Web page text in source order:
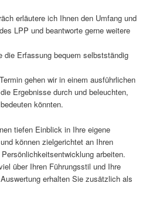
erläutere ich Ihnen den Umfang und
LPP und beantworte gerne weitere
die Erfassung bequem selbstständig
gehen wir in einem ausführlichen
Ergebnisse durch und beleuchten,
könnten.
tiefen Einblick in Ihre eigene
können zielgerichtet an Ihren
arbeiten.
über Ihren Führungsstil und Ihre
erhalten Sie zusätzlich als